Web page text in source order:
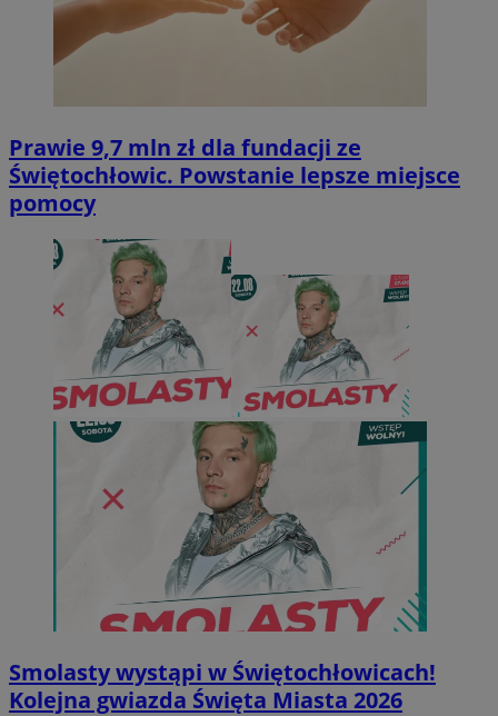
Prawie 9,7 mln zł dla fundacji ze
Świętochłowic. Powstanie lepsze miejsce
pomocy
Smolasty wystąpi w Świętochłowicach!
Kolejna gwiazda Święta Miasta 2026